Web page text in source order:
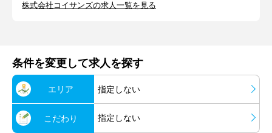
株式会社コイサンズの求人一覧を見る
条件を変更して求人を探す
エリア 指定しない
こだわり 指定しない